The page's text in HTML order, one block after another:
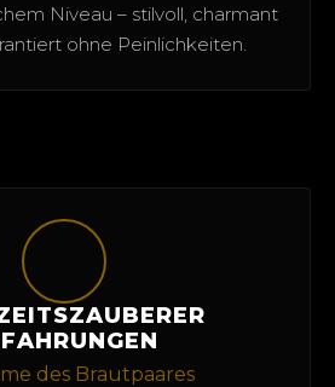
Niveau – stilvoll, charmant
ohne Peinlichkeiten.
des Brautpaares